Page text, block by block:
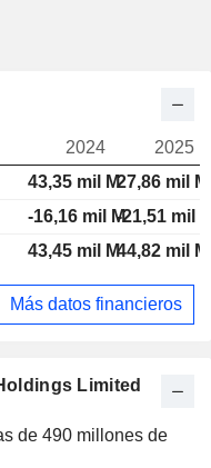
Limited
de 490 millones de
2024
2025
43,35 mil M27,86 mil M
-16,16 mil M-21,51 mil
43,45 mil M44,82 mil M
Más datos financieros